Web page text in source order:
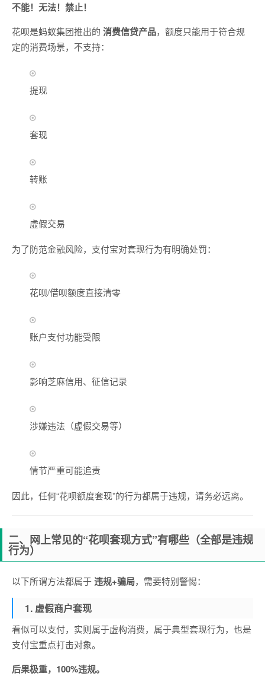
不能！无法！禁止！
花呗是蚂蚁集团推出的 消费信贷产品，额度只能用于符合规
定的消费场景，不支持：
提现
套现
转账
虚假交易
为了防范金融风险，支付宝对套现行为有明确处罚：
花呗/借呗额度直接清零
账户支付功能受限
影响芝麻信用、征信记录
涉嫌违法（虚假交易等）
情节严重可能追责
因此，任何“花呗额度套现”的行为都属于违规，请务必远离。
二、网上常见的“花呗套现方式”有哪些（全部是违规
行为）
以下所谓方法都属于违规+骗局，需要特别警惕：
1. 虚假商户套现
看似可以支付，实则属于虚构消费，属于典型套现行为，也是
支付宝重点打击对象。
后果极重，100%违规。